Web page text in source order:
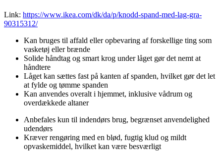
Link: https://www.ikea.com/dk/da/p/knodd-spand-med-lag-gra-
90315312/
Kan bruges til affald eller opbevaring af forskellige ting som
vasketøj eller brænde
Solide håndtag og smart krog under låget gør det nemt at
håndtere
Låget kan sættes fast på kanten af spanden, hvilket gør det let
at fylde og tømme spanden
Kan anvendes overalt i hjemmet, inklusive vådrum og
overdækkede altaner
Anbefales kun til indendørs brug, begrænset anvendelighed
udendørs
Kræver rengøring med en blød, fugtig klud og mildt
opvaskemiddel, hvilket kan være besværligt